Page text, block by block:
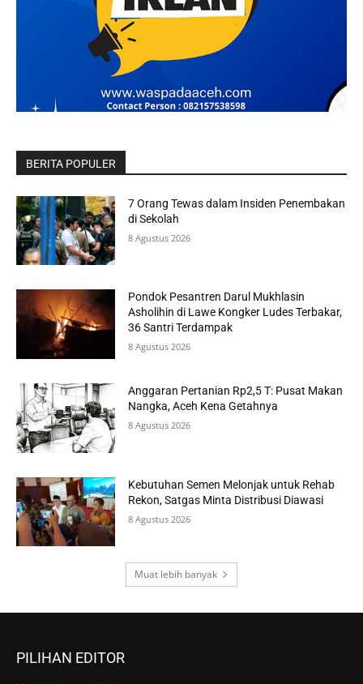
BERITA POPULER
7 Orang Tewas dalam Insiden Penembakan
di Sekolah
8 Agustus 2026
Pondok Pesantren Darul Mukhlasin
Asholihin di Lawe Kongker Ludes Terbakar,
36 Santri Terdampak
8 Agustus 2026
Anggaran Pertanian Rp2,5 T: Pusat Makan
Nangka, Aceh Kena Getahnya
8 Agustus 2026
Kebutuhan Semen Melonjak untuk Rehab
Rekon, Satgas Minta Distribusi Diawasi
8 Agustus 2026
Muat lebih banyak
PILIHAN EDITOR